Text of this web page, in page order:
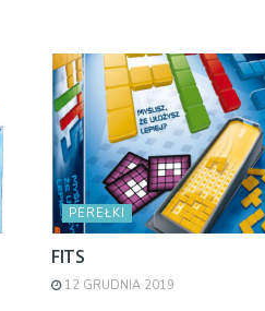
PEREŁKI
FITS
12 GRUDNIA 2019